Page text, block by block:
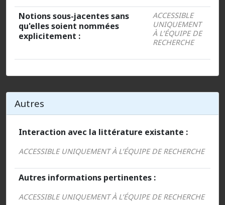
Notions sous-jacentes sans
qu'elles soient nommées
explicitement :
ACCESSIBLE
UNIQUEMENT
À L’ÉQUIPE DE
RECHERCHE
Autres
Interaction avec la littérature existante :
ACCESSIBLE UNIQUEMENT À L’ÉQUIPE DE RECHERCHE
Autres informations pertinentes :
ACCESSIBLE UNIQUEMENT À L’ÉQUIPE DE RECHERCHE